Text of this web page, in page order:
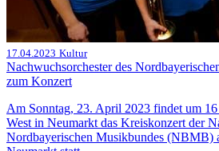
17.04.2023 Kultur
Nachwuchsorchester des
zum Konzert
Am Sonntag, 23. April 2023 findet um
West in Neumarkt das Kreiskonzert der
Nordbayerischen Musikbundes (NBMB)